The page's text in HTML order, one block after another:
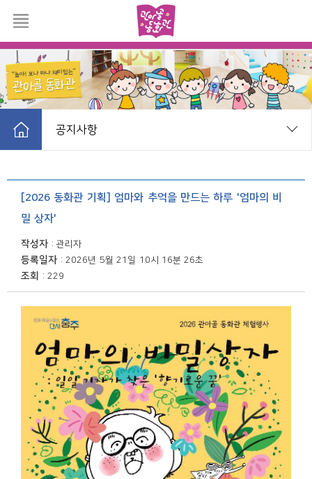
공지사항
포토갤러리
[2026 동화관 기획] 엄마와 추억을 만드는 하루 '엄마의 비
밀 상자'
작성자 관리자
등록일자 2026년 5월 21일 10시 16분 26초
조회 229